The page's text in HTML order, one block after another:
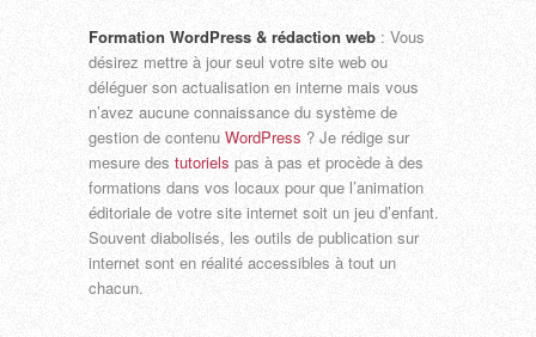
Formation WordPress & rédaction web : Vous
désirez mettre à jour seul votre site web ou
déléguer son actualisation en interne mais vous
n’avez aucune connaissance du système de
gestion de contenu WordPress ? Je rédige sur
mesure des tutoriels pas à pas et procède à des
formations dans vos locaux pour que l’animation
éditoriale de votre site internet soit un jeu d’enfant.
Souvent diabolisés, les outils de publication sur
internet sont en réalité accessibles à tout un
chacun.